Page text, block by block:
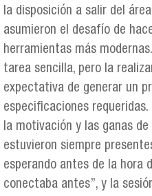
la disposición a salir del
asumieron el desafío de
herramientas más
tarea sencilla, pero la
expectativa de generar un
especificaciones
la motivación y las ganas
estuvieron siempre
esperando antes de la hora
conectaba antes”, y la